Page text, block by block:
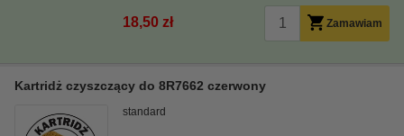
18,50 zł Zamawiam
Kartridż czyszczący do 8R7662 czerwony
standard